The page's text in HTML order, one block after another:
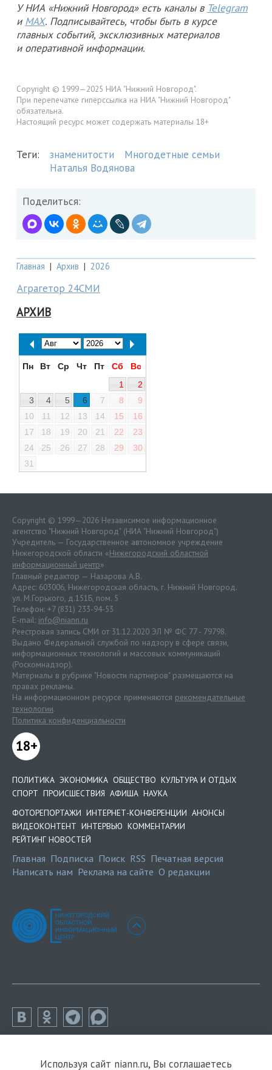
У НИА «Нижний Новгород» есть каналы в Telegram
и MAX. Подписывайтесь, чтобы быть в курсе
главных событий, эксклюзивных материалов
и оперативной информации.
Copyright © 1999—2025 НИА "Нижний Новгород".
При перепечатке гиперссылка на НИА "Нижний Новгород"
обязательна.
Настоящий ресурс может содержать материалы 18+
Теги: знаменитости
Многодетные семьи
Наталья Водянова
Поделиться:
Главная | Архив | 2026
Аграгетор 24СМИ
АРХИВ
Пн Вт Ср Чт Пт Сб
Вс
1
2
3
4 5 6 7 8
9
10
11 12 13 14 15
16
17
18 19 20 21 22
23
24
25 26 27 28 29
30
31
Copyright © 1999—2026 Независимое информационное
агентство "Нижний Новгород" (НИА "Нижний Новгород")
Учредитель — Государственное автономное учреждение
Нижегородской области «Нижегородский областной
информационный центр»
Главный редактор — Назарова А.В.
Адрес: 603006, Нижегородская область, г. Нижний Новгород.
ул. М.Горького, д.151Б, пом. 5
Телефон: +7 (831) 233-94-53
E-mail: info@niann.ru
Реестровая запись СМИ от 31.12.2020 ЭЛ № ФС 77 - 79798.
Выдано Федеральной службой по надзору в сфере связи,
информационных технологий и массовых коммуникаций
(Роскомнадзор).
Материалы в рубрике "Новости партнеров" размещаются на
правах рекламы.
На информационном ресурсе применяются рекомендательные
технологии.
Политика конфиденциальности
18+
ПОЛИТИКА ЭКОНОМИКА ОБЩЕСТВО КУЛЬТУРА И ОТДЫХ
СПОРТ ПРОИСШЕСТВИЯ АФИША НАУКА
ФОТОРЕПОРТАЖИ ИНТЕРНЕТ-КОНФЕРЕНЦИИ АНОНСЫ
ВИДЕОКОНТЕНТ ИНТЕРВЬЮ КОММЕНТАРИИ
РЕЙТИНГ НОВОСТЕЙ
Главная Подписка Поиск RSS Печатная версия
Написать нам Реклама на сайте О редакции
Используя сайт niann.ru, Вы соглашаетесь